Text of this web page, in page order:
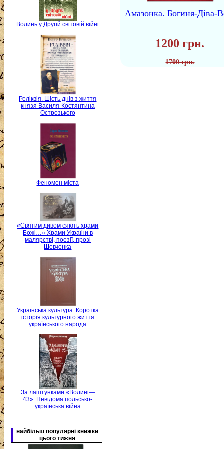
Волинь у Другій світовій війні
Реліквія. Шість днів з життя
князя Василя-Костянтина
Острозького
Феномен міста
«Святим дивом сяють храми
Божі…» Храми України в
малярстві, поезії, прозі
Шевченка
Українська культура. Коротка
історія культурного життя
українського народа
За лаштунками «Волині—
43». Невідома польсько-
українська війна
найбільш популярні книжки
цього тижня
Амазонка. Богиня-Діва-
1200 грн.
1700 грн.